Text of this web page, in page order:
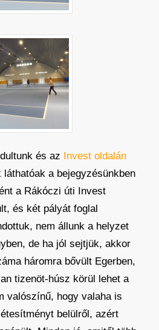
és az Invest oldalán
a bejegyzésünkben
a Rákóczi úti Invest
és két pályát foglal
nem állunk a helyzet
de ha jól sejtjük, akkor
háromra bővült Egerben,
tizenöt-húsz körül lehet a
valószínű, hogy valaha is
belülről, azért